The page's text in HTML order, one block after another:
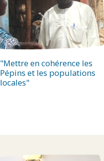
"Mettre en cohérence les
Pépins et les populations
locales"